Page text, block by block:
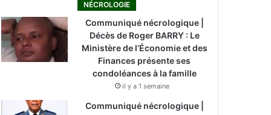
NÉCROLOGIE
Communiqué nécrologique |
Décès de Roger BARRY : Le
Ministère de l’Économie et des
Finances présente ses
condoléances à la famille
il y a 1 semaine
Communiqué nécrologique |